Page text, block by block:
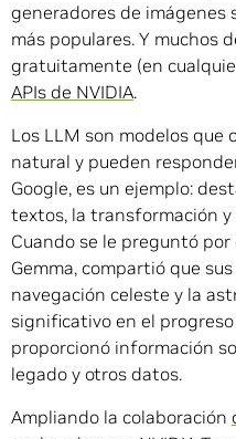
generadores de imágenes
más populares. Y muchos
gratuitamente (en
APIs de NVIDIA.
Los LLM son modelos que
natural y pueden
Google, es un ejemplo:
textos, la transformación
Cuando se le preguntó
Gemma, compartió que
navegación celeste y la
significativo en el
proporcionó información
legado y otros datos.
Ampliando la colaboración